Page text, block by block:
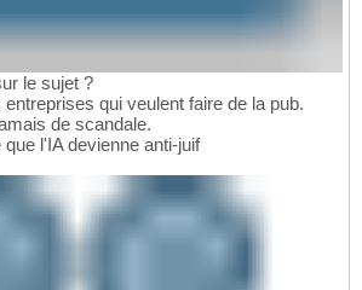
le sujet ?
qui veulent faire de la pub.
de scandale.
l'IA devienne anti-juif